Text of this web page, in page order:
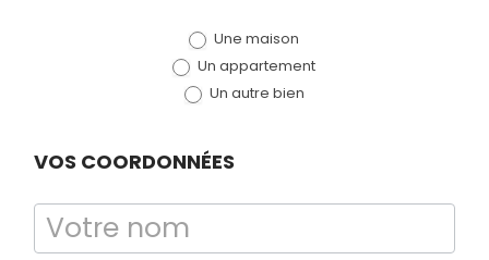
Une maison
Un appartement
Un autre bien
VOS COORDONNÉES